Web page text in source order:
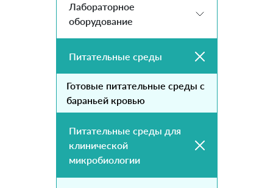
Лабораторное
оборудование
Питательные среды
Готовые питательные среды с
бараньей кровью
Питательные среды для
клинической
микробиологии